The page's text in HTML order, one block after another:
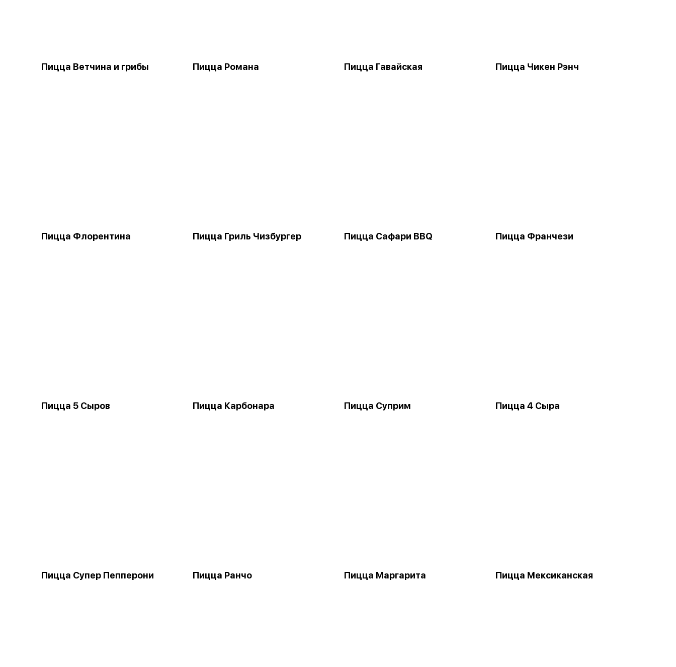
Пицца Ветчина и грибы Пицца Романа Пицца Гавайская Пицца Чикен Рэнч
Пицца Флорентина Пицца Гриль Чизбургер Пицца Сафари BBQ Пицца Франчези
Пицца 5 Сыров Пицца Карбонара Пицца Суприм Пицца 4 Сыра
Пицца Супер Пепперони Пицца Ранчо Пицца Маргарита Пицца Мексиканская